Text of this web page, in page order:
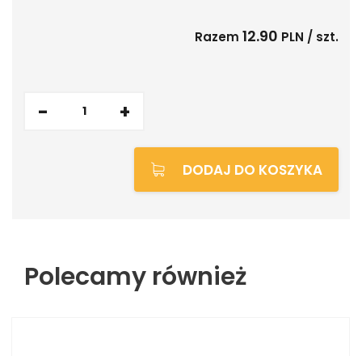
Razem 12.90 PLN / szt.
- +
DODAJ DO KOSZYKA
Polecamy również